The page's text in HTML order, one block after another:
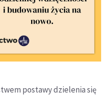
postawy dzielenia się